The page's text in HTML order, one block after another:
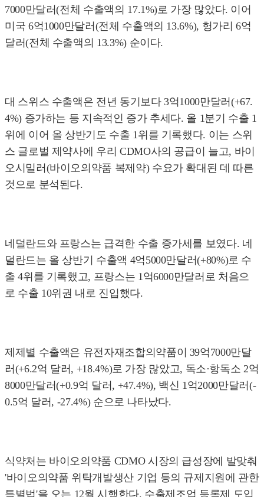
7000만달러(전체 수출액의 17.1%)로 가장 많았다. 이어
미국 6억1000만달러(전체 수출액의 13.6%), 헝가리 6억
달러(전체 수출액의 13.3%) 순이다.
대 스위스 수출액은 전년 동기보다 3억1000만달러(+67.
4%) 증가하는 등 지속적인 증가 추세다. 올 1분기 수출 1
위에 이어 올 상반기도 수출 1위를 기록했다. 이는 스위
스 글로벌 제약사에 우리 CDMO사의 공급이 늘고, 바이
오시밀러(바이오의약품 복제약) 수요가 확대된 데 따른
것으로 분석된다.
네덜란드와 프랑스는 급격한 수출 증가세를 보였다. 네
덜란드는 올 상반기 수출액 4억5000만달러(+80%)로 수
출 4위를 기록했고, 프랑스는 1억6000만달러로 처음으
로 수출 10위권 내로 진입했다.
제제별 수출액은 유전자재조합의약품이 39억7000만달
러(+6.2억 달러, +18.4%)로 가장 많았고, 독소·항독소 2억
8000만달러(+0.9억 달러, +47.4%), 백신 1억2000만달러(-
0.5억 달러, -27.4%) 순으로 나타났다.
식약처는 바이오의약품 CDMO 시장의 급성장에 발맞춰
'바이오의약품 위탁개발생산 기업 등의 규제지원에 관한
특별법'을 오는 12월 시행한다. 수출제조업 등록제 도입